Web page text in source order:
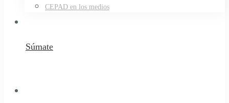
CEPAD en los medios
Súmate